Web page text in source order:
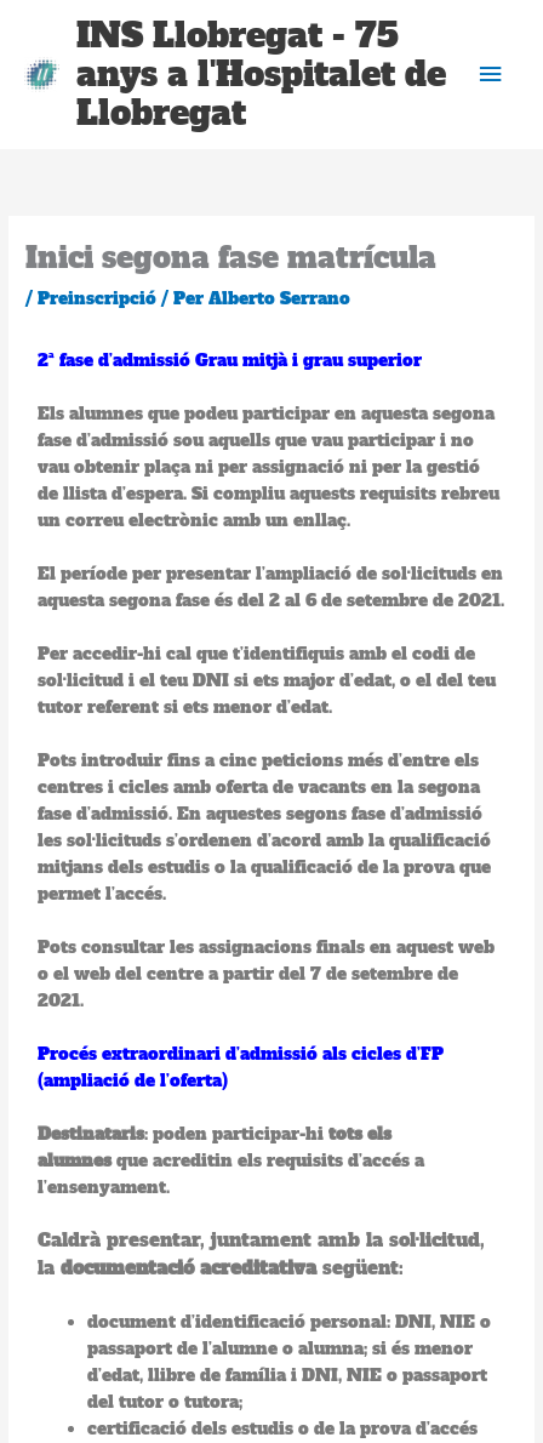
contingut
INS Llobregat - 75
anys a l'Hospitalet de
Llobregat
Inici segona fase matrícula
/Preinscripció / Per Alberto Serrano
2ª fase d’admissió Grau mitjà i grau superior
Els alumnes que podeu participar en aquesta segona
fase d’admissió sou aquells que vau participar i no
vau obtenir plaça ni per assignació ni per la gestió
de llista d’espera. Si compliu aquests requisits rebreu
un correu electrònic amb un enllaç.
El període per presentar l’ampliació de sol·licituds en
aquesta segona fase és del 2 al 6 de setembre de 2021.
Per accedir-hi cal que t’identifiquis amb el codi de
sol·licitud i el teu DNI si ets major d’edat, o el del teu
tutor referent si ets menor d’edat.
Pots introduir fins a cinc peticions més d’entre els
centres i cicles amb oferta de vacants en la segona
fase d’admissió. En aquestes segons fase d’admissió
les sol·licituds s’ordenen d’acord amb la qualificació
mitjans dels estudis o la qualificació de la prova que
permet l’accés.
Pots consultar les assignacions finals en aquest web
o el web del centre a partir del 7 de setembre de
2021.
Procés extraordinari d’admissió als cicles d’FP
(ampliació de l’oferta)
Destinataris: poden participar-hitots els
alumnesque acreditin els requisits d’accés a
l’ensenyament.
Caldrà presentar, juntament amb la sol·licitud,
la documentació acreditativasegüent:
document d’identificació personal: DNI, NIE o
passaport de l’alumne o alumna; si és menor
d’edat, llibre de família i DNI, NIE o passaport
del tutor o tutora;
certificació dels estudis o de la prova d’accés